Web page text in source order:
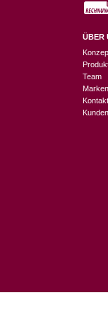
ÜBER
Team
Marken
Kontakt